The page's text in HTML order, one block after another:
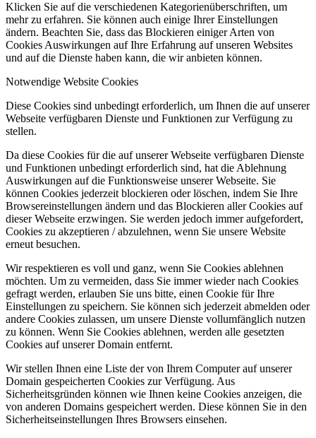
Klicken Sie auf die verschiedenen Kategorienüberschriften, um
mehr zu erfahren. Sie können auch einige Ihrer Einstellungen
ändern. Beachten Sie, dass das Blockieren einiger Arten von
Cookies Auswirkungen auf Ihre Erfahrung auf unseren Websites
und auf die Dienste haben kann, die wir anbieten können.
Notwendige Website Cookies
Diese Cookies sind unbedingt erforderlich, um Ihnen die auf unserer
Webseite verfügbaren Dienste und Funktionen zur Verfügung zu
stellen.
Da diese Cookies für die auf unserer Webseite verfügbaren Dienste
und Funktionen unbedingt erforderlich sind, hat die Ablehnung
Auswirkungen auf die Funktionsweise unserer Webseite. Sie
können Cookies jederzeit blockieren oder löschen, indem Sie Ihre
Browsereinstellungen ändern und das Blockieren aller Cookies auf
dieser Webseite erzwingen. Sie werden jedoch immer aufgefordert,
Cookies zu akzeptieren / abzulehnen, wenn Sie unsere Website
erneut besuchen.
Wir respektieren es voll und ganz, wenn Sie Cookies ablehnen
möchten. Um zu vermeiden, dass Sie immer wieder nach Cookies
gefragt werden, erlauben Sie uns bitte, einen Cookie für Ihre
Einstellungen zu speichern. Sie können sich jederzeit abmelden oder
andere Cookies zulassen, um unsere Dienste vollumfänglich nutzen
zu können. Wenn Sie Cookies ablehnen, werden alle gesetzten
Cookies auf unserer Domain entfernt.
Wir stellen Ihnen eine Liste der von Ihrem Computer auf unserer
Domain gespeicherten Cookies zur Verfügung. Aus
Sicherheitsgründen können wie Ihnen keine Cookies anzeigen, die
von anderen Domains gespeichert werden. Diese können Sie in den
Sicherheitseinstellungen Ihres Browsers einsehen.